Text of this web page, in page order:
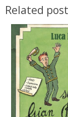
Related